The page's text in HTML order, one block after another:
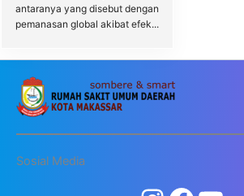
antaranya yang disebut dengan
pemanasan global akibat efek...
Sosial Media